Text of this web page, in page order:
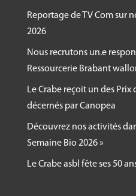
Poivrons
Aubergines
Mâche
Des notes sont fournies
formation.
Formateurs:Nicolas
Reportage de TV Com sur
2026
Nous recrutons un.e
Ressourcerie Brabant
Le Crabe reçoit un des Prix
décernés par Canopea
Découvrez nos activités
Semaine Bio 2026 »
Le Crabe asbl fête ses 50